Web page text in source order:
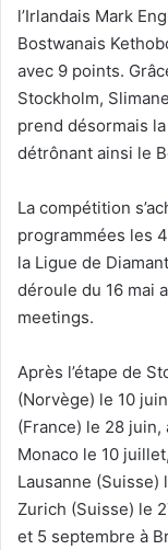
l’Irlandais Mark
Bostwanais
avec 9 points.
Stockholm,
prend désormais
détrônant ainsi le
La compétition
programmées les
la Ligue de
déroule du 16 mai
meetings.
Après l’étape de
(Norvège) le 10
(France) le 28
Monaco le 10
Lausanne (Suisse)
Zurich (Suisse) le
et 5 septembre à